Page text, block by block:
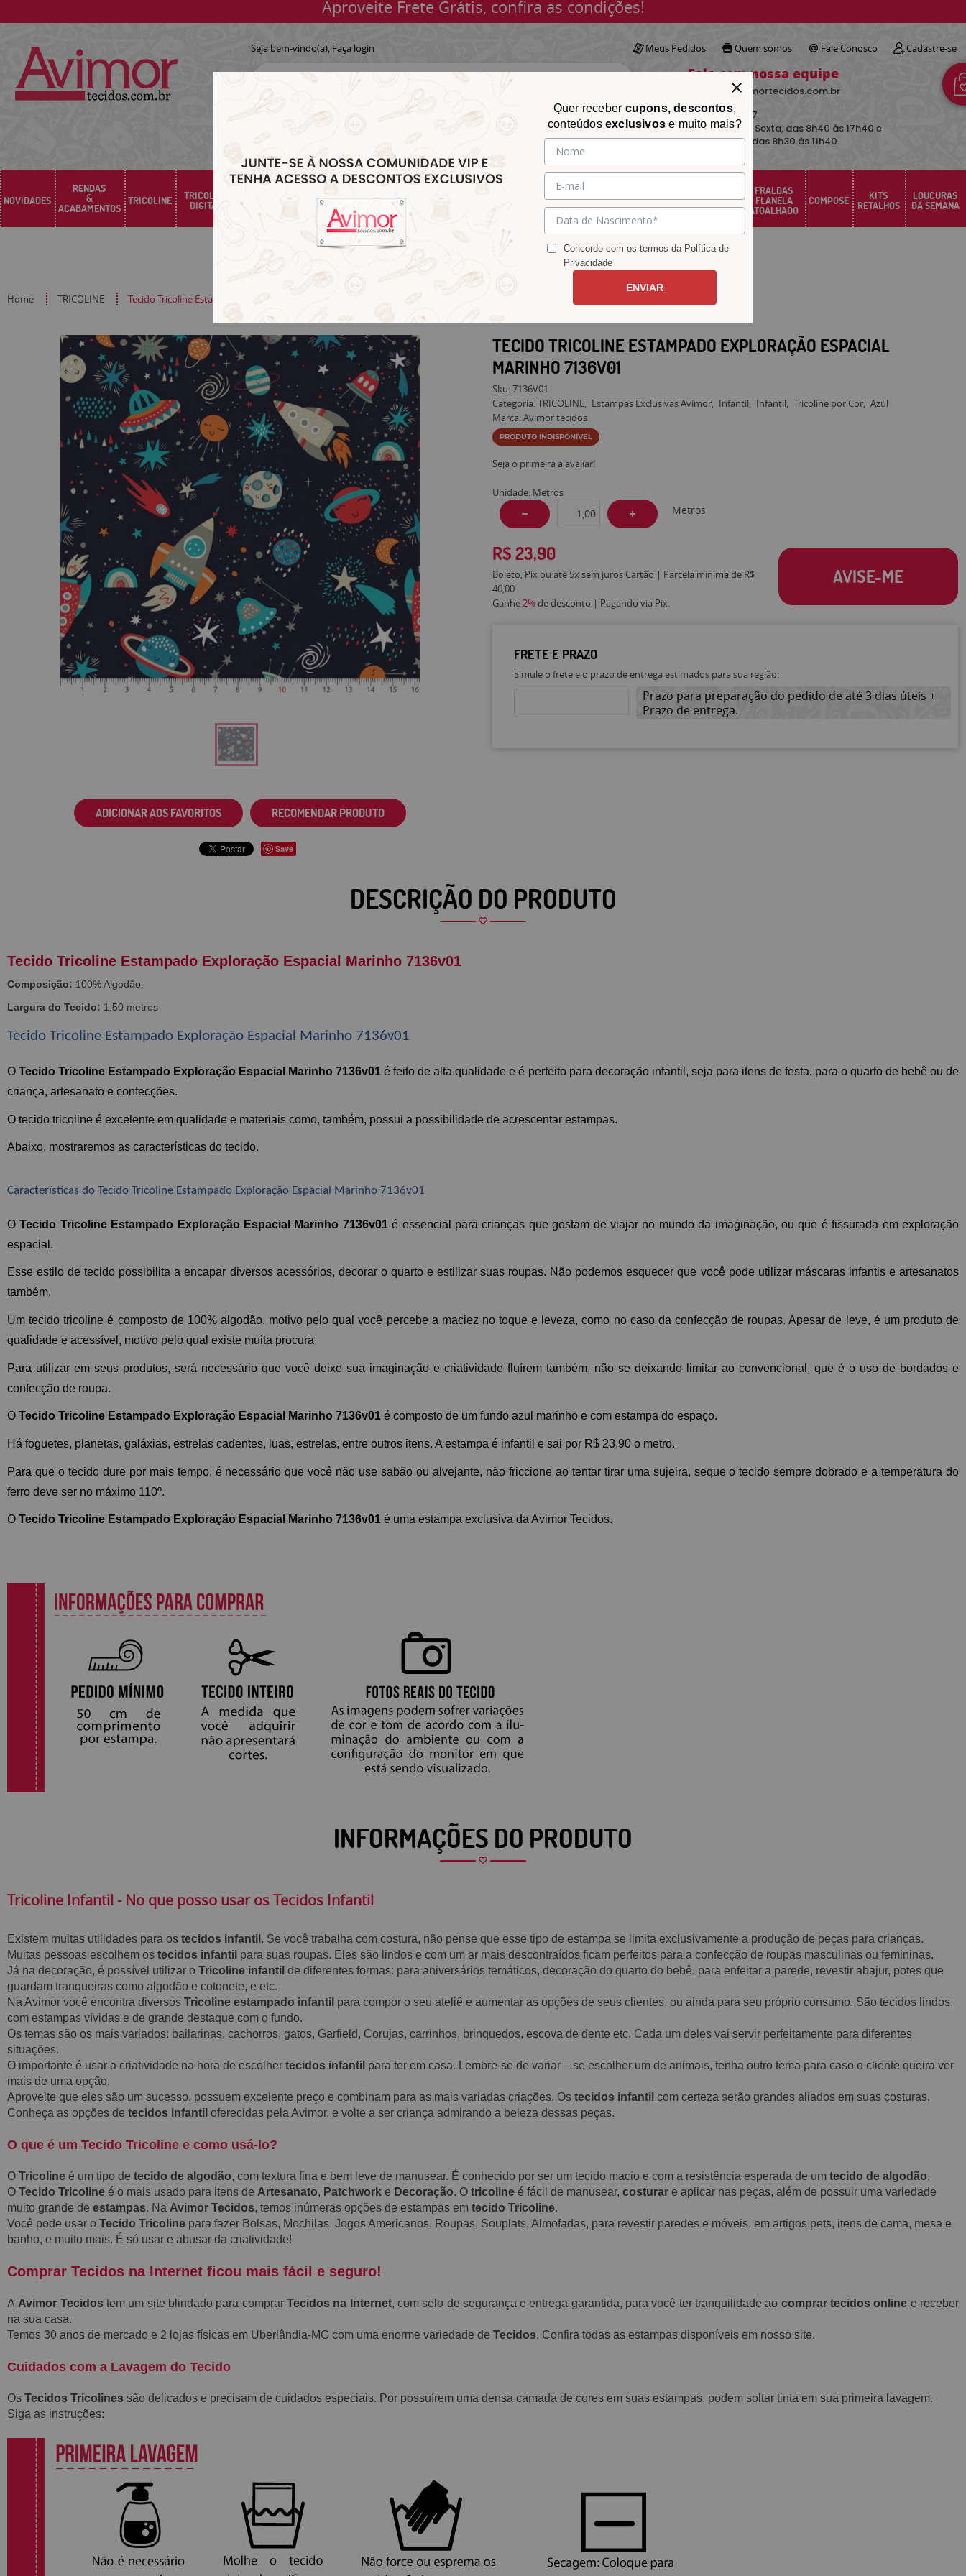
Aproveite Frete Grátis, confira as condições!
Seja bem-vindo(a), Faça login Meus Pedidos Quem somos Fale Conosco Cadastre-se
Fale com nossa equipe
contato@avimortecidos.com.br
(34)3219-5157
De Segunda a Sexta, das 8h40 às 17h40 e
aos sábados das 8h30 às 11h40
NOVIDADES
RENDAS
&
ACABAMENTOS
TRICOLINE TRICOLINE
DIGITAL SARJA SINTÉTICOS &
CHITÃO
&
TRICÔ
TECIDOS E
AVIAMENTOS
&
ACESSÓRIOS
PARA
DECORAÇÃO
PERCAL SANTA FÉ
FRALDAS
FLANELA
ATOALHADO
COMPOSÊ KITS
RETALHOS
LOUCURAS
DA SEMANA
Home TRICOLINE Tecido Tricoline Estampado Exploração Espacial Marinho 7136v01
ADICIONAR AOS FAVORITOS RECOMENDAR PRODUTO
Save
TECIDO TRICOLINE ESTAMPADO EXPLORAÇÃO ESPACIAL
MARINHO 7136V01
Sku:7136V01
Categoria:TRICOLINE Estampas Exclusivas Avimor Infantil Infantil Tricoline por Cor Azul
Marca:Avimor tecidos
PRODUTO INDISPONÍVEL
Seja o primeira a avaliar!
Unidade: Metros
Metros
R$ 23,90
Boleto, Pix ou até 5x sem juros Cartão | Parcela mínima de R$
40,00
Ganhe2% de desconto | Pagando via Pix.
AVISE-ME
FRETE E PRAZO
Simule o frete e o prazo de entrega estimados para sua região:
Prazo para preparação do pedido de até 3 dias úteis +
Prazo de entrega.
DESCRIÇÃO DO PRODUTO
Tecido Tricoline Estampado Exploração Espacial Marinho 7136v01
Composição: 100% Algodão.
Largura do Tecido: 1,50 metros
Tecido Tricoline Estampado Exploração Espacial Marinho 7136v01
O Tecido Tricoline Estampado Exploração Espacial Marinho 7136v01 é feito de alta qualidade e é perfeito para decoração infantil, seja para itens de festa, para o quarto de bebê ou de
criança, artesanato e confecções.
O tecido tricoline é excelente em qualidade e materiais como, também, possui a possibilidade de acrescentar estampas.
Abaixo, mostraremos as características do tecido.
Características do Tecido Tricoline Estampado Exploração Espacial Marinho 7136v01
O Tecido Tricoline Estampado Exploração Espacial Marinho 7136v01 é essencial para crianças que gostam de viajar no mundo da imaginação, ou que é fissurada em exploração
espacial.
Esse estilo de tecido possibilita a encapar diversos acessórios, decorar o quarto e estilizar suas roupas. Não podemos esquecer que você pode utilizar máscaras infantis e artesanatos
também.
Um tecido tricoline é composto de 100% algodão, motivo pelo qual você percebe a maciez no toque e leveza, como no caso da confecção de roupas. Apesar de leve, é um produto de
qualidade e acessível, motivo pelo qual existe muita procura.
Para utilizar em seus produtos, será necessário que você deixe sua imaginação e criatividade fluírem também, não se deixando limitar ao convencional, que é o uso de bordados e
confecção de roupa.
O Tecido Tricoline Estampado Exploração Espacial Marinho 7136v01 é composto de um fundo azul marinho e com estampa do espaço.
Há foguetes, planetas, galáxias, estrelas cadentes, luas, estrelas, entre outros itens. A estampa é infantil e sai por R$ 23,90 o metro.
Para que o tecido dure por mais tempo, é necessário que você não use sabão ou alvejante, não friccione ao tentar tirar uma sujeira, seque o tecido sempre dobrado e a temperatura do
ferro deve ser no máximo 110º.
O Tecido Tricoline Estampado Exploração Espacial Marinho 7136v01 é uma estampa exclusiva da Avimor Tecidos.
INFORMAÇÕES DO PRODUTO
Tricoline Infantil - No que posso usar os Tecidos Infantil
Existem muitas utilidades para os tecidos infantil . Se você trabalha com costura, não pense que esse tipo de estampa se limita exclusivamente a produção de peças para crianças.
Muitas pessoas escolhem os tecidos infantil para suas roupas. Eles são lindos e com um ar mais descontraídos ficam perfeitos para a confecção de roupas masculinas ou femininas.
Já na decoração, é possível utilizar o Tricoline infantil de diferentes formas: para aniversários temáticos, decoração do quarto do bebê, para enfeitar a parede, revestir abajur, potes que
guardam tranqueiras como algodão e cotonete, e etc.
Na Avimor você encontra diversos Tricoline estampado infantil para compor o seu ateliê e aumentar as opções de seus clientes, ou ainda para seu próprio consumo. São tecidos lindos,
com estampas vívidas e de grande destaque com o fundo.
Os temas são os mais variados: bailarinas, cachorros, gatos, Garfield, Corujas, carrinhos, brinquedos, escova de dente etc. Cada um deles vai servir perfeitamente para diferentes
situações.
O importante é usar a criatividade na hora de escolher tecidos infantil para ter em casa. Lembre-se de variar – se escolher um de animais, tenha outro tema para caso o cliente queira ver
mais de uma opção.
Aproveite que eles são um sucesso, possuem excelente preço e combinam para as mais variadas criações. Os tecidos infantil com certeza serão grandes aliados em suas costuras.
Conheça as opções de tecidos infantil oferecidas pela Avimor, e volte a ser criança admirando a beleza dessas peças.
O que é um Tecido Tricoline e como usá-lo?
O Tricoline é um tipo de tecido de algodão, com textura fina e bem leve de manusear. É conhecido por ser um tecido macio e com a resistência esperada de um tecido de algodão.
O Tecido Tricoline é o mais usado para itens de Artesanato, Patchwork e Decoração. O tricoline é fácil de manusear, costurar e aplicar nas peças, além de possuir uma variedade
muito grande de estampas. Na Avimor Tecidos, temos inúmeras opções de estampas em tecido Tricoline.
Você pode usar o Tecido Tricoline para fazer Bolsas, Mochilas, Jogos Americanos, Roupas, Souplats, Almofadas, para revestir paredes e móveis, em artigos pets, itens de cama, mesa e
banho, e muito mais. É só usar e abusar da criatividade!
Comprar Tecidos na Internet ficou mais fácil e seguro!
A Avimor Tecidos tem um site blindado para comprar Tecidos na Internet, com selo de segurança e entrega garantida, para você ter tranquilidade ao comprar tecidos online e receber
na sua casa.
Temos 30 anos de mercado e 2 lojas físicas em Uberlândia-MG com uma enorme variedade de Tecidos. Confira todas as estampas disponíveis em nosso site.
Cuidados com a Lavagem do Tecido
Os Tecidos Tricolines são delicados e precisam de cuidados especiais. Por possuírem uma densa camada de cores em suas estampas, podem soltar tinta em sua primeira lavagem.
Siga as instruções:
Quer receber cupons, descontos,
conteúdosexclusivose muito mais?
Concordo com os termos da Política de
Privacidade
ENVIAR